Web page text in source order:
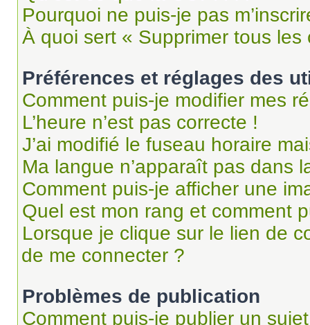
Pourquoi ne puis-je pas
À quoi sert « Supprimer tous
Préférences et réglages des
Comment puis-je modifier mes
L’heure n’est pas correcte !
J’ai modifié le fuseau horaire
Ma langue n’apparaît pas dans
Comment puis-je afficher une
Quel est mon rang et comment
Lorsque je clique sur le lien de
de me connecter ?
Problèmes de publication
Comment puis-je publier un